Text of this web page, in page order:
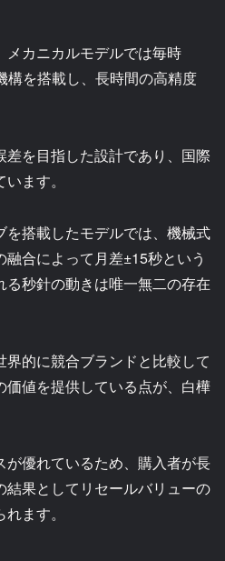
メカニカルモデルでは毎時
構を搭載し、長時間の高精度
差を目指した設計であり、国際
ます。
搭載したモデルでは、機械式
合によって月差±15秒という
秒針の動きは唯一無二の存在
的に競合ブランドと比較して
価値を提供している点が、白樺
が優れているため、購入者が長
果としてリセールバリューの
ます。